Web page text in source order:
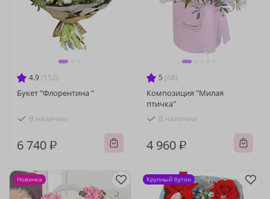
4.9 (152)
Букет "Флорентина "
В наличии
6 740 ₽
5 (68)
Композиция "Милая
птичка"
В наличии
4 960 ₽
Новинка Крупный бутон